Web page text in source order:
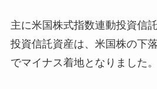
主に米国株式指数連動投資信
投資信託資産は、米国株の下
でマイナス着地となりました。